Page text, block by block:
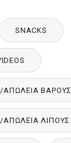
SNACKS
ΒΆΡΟΥΣ
ΛΊΠΟΥΣ